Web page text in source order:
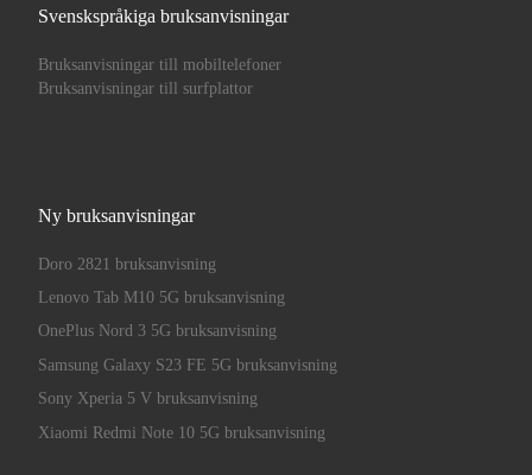
Svenskspråkiga bruksanvisningar
Bruksanvisningar till mobiltelefoner
Bruksanvisningar till surfplattor
Ny bruksanvisningar
Doro 2821 bruksanvisning
Lenovo Tab M10 5G bruksanvisning
OnePlus Nord 3 5G bruksanvisning
Samsung Galaxy S23 FE 5G bruksanvisning
Sony Xperia 5 V bruksanvisning
Xiaomi Redmi Note 10 5G bruksanvisning